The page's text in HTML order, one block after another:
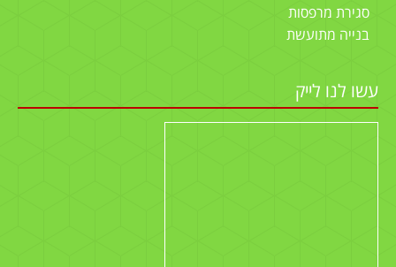
סגירת מרפסות
בנייה מתועשת
עשו לנו לייק